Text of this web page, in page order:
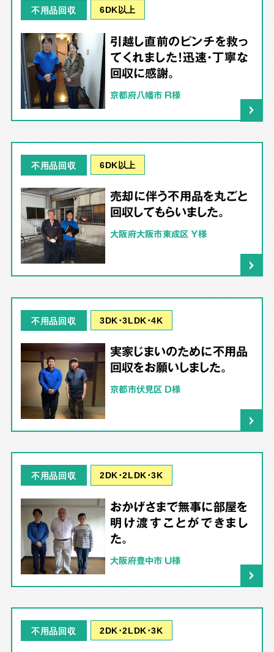
不用品回収 6DK以上
引越し直前のピンチを救っ
てくれました！迅速・丁寧な
回収に感謝。
京都府八幡市 R様
不用品回収 6DK以上
売却に伴う不用品を丸ごと
回収してもらいました。
大阪府大阪市東成区 Y様
不用品回収 3DK･3LDK･4K
実家じまいのために不用品
回収をお願いしました。
京都市伏見区 D様
不用品回収 2DK･2LDK･3K
おかげさまで無事に部屋を
明け渡すことができまし
た。
大阪府豊中市 U様
不用品回収 2DK･2LDK･3K